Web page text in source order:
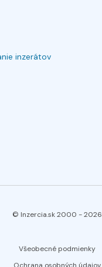
inzerátov
© Inzercia.sk 2000 -2026
Všeobecné podmienky